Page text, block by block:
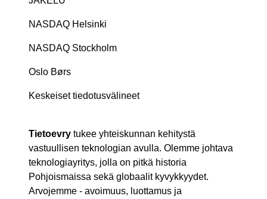
NASDAQ Helsinki
NASDAQ Stockholm
Oslo Børs
Keskeiset tiedotusvälineet
Tietoevry tukee yhteiskunnan kehitystä
vastuullisen teknologian avulla. Olemme johtava
teknologiayritys, jolla on pitkä historia
Pohjoismaissa sekä globaalit kyvykkyydet.
Arvojemme - avoimuus, luottamus ja